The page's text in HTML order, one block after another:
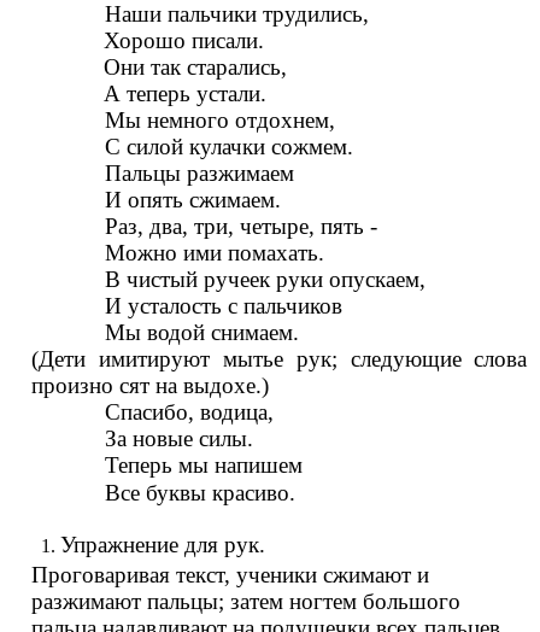
Наши пальчики трудились,
Хорошо писали.
Они так старались,
А теперь устали.
Мы немного отдохнем,
С силой кулачки сожмем.
Пальцы разжимаем
И опять сжимаем.
Раз, два, три, четыре, пять -
Можно ими помахать.
В чистый ручеек руки опускаем,
И усталость с пальчиков
Мы водой снимаем.
(Дети имитируют мытье рук; следующие слова
произно сят на выдохе.)
Спасибо, водица,
За новые силы.
Теперь мы напишем
Все буквы красиво.
Упражнение для рук.
Проговаривая текст, ученики сжимают и
разжимают пальцы; затем ногтем большого